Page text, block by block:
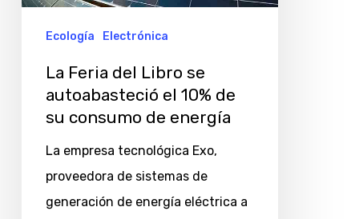
autoabasteció
energía
Ecología Electrónica
La Feria del Libro se
autoabasteció el 10% de
su consumo de energía
La empresa tecnológica Exo,
proveedora de sistemas de
generación de energía eléctrica a